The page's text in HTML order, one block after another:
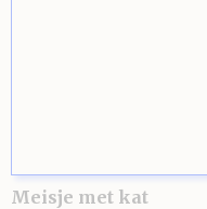
Meisje met kat